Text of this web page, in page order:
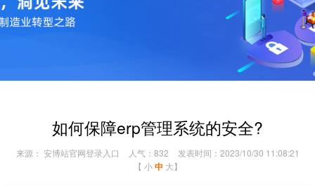
如何保障erp管理系统的安全?
来源： 安博站官网登录入口 人气：832
发表时间：2023/10/30 11:08:21
【 小 中 大】